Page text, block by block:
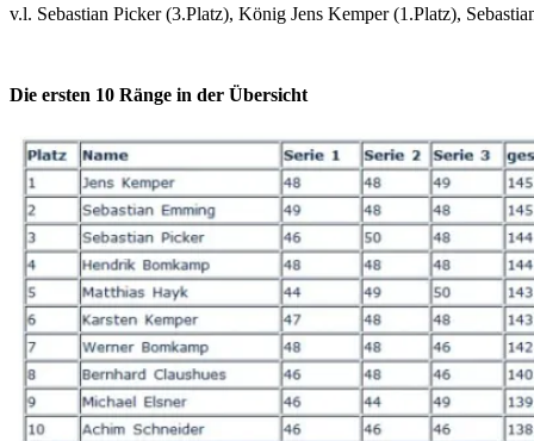
v.l. Sebastian Picker (3.Platz), König Jens Kemper (1.Platz),
Die ersten 10 Ränge in der Übersicht